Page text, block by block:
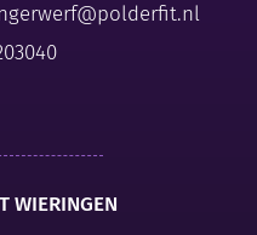
WIERINGEN